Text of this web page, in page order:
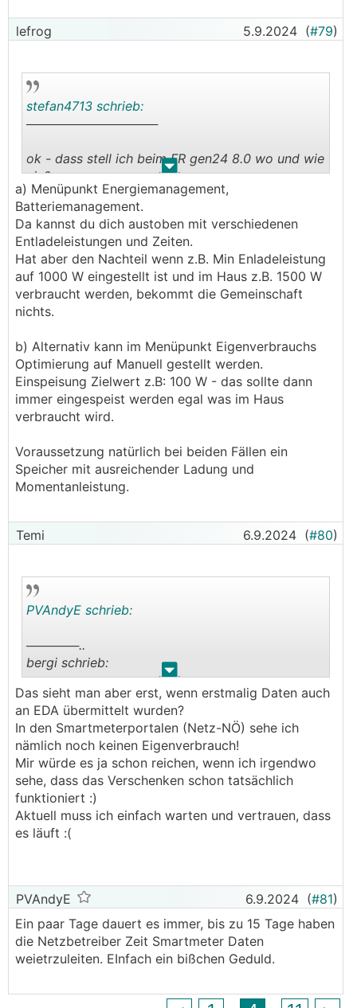
lefrog 5.9.2024 (#79)
. .
stefan4713 schrieb:
───────────────
ok - dass stell ich beim FR gen24 8.0 wo und wie
ein?
menüpunkt lastenmanagement?
und dem netzbetreiber ist das egal?
a) Menüpunkt Energiemanagement,
Batteriemanagement.
Da kannst du dich austoben mit verschiedenen
Entladeleistungen und Zeiten.
Hat aber den Nachteil wenn z.B. Min Enladeleistung
auf 1000 W eingestellt ist und im Haus z.B. 1500 W
verbraucht werden, bekommt die Gemeinschaft
nichts.
b) Alternativ kann im Menüpunkt Eigenverbrauchs
Optimierung auf Manuell gestellt werden.
Einspeisung Zielwert z.B: 100 W - das sollte dann
immer eingespeist werden egal was im Haus
verbraucht wird.
Voraussetzung natürlich bei beiden Fällen ein
Speicher mit ausreichender Ladung und
Momentanleistung.
Temi 6.9.2024 (#80)
. .
PVAndyE schrieb:
──────..
bergi schrieb:
Sieht man eigentlich im Smartmeter-Portal des
Netzbetreibers, wie viel Strom in die bzw. von
der EEG geliefert wurde? Oder kommt das erst
am Anfang jedes Folgemonats in das EDA Portal?
───────────────
Da sieht man laufend (mit ein paar Tagen
Verzögerung, bis die SM Daten übertragen sind)
Schaut bei jedem Netzbetreiber etwas anders
Hier vom 1.Sep, Wiener Netze:
(um 4 Uhr und 18 Uhr gab es etwas Restbezug,
ansonsten Eigendeckung durch die EG.)
Das sieht man aber erst, wenn erstmalig Daten auch
an EDA übermittelt wurden?
In den Smartmeterportalen (Netz-NÖ) sehe ich
nämlich noch keinen Eigenverbrauch!
Mir würde es ja schon reichen, wenn ich irgendwo
sehe, dass das Verschenken schon tatsächlich
funktioniert :)
Aktuell muss ich einfach warten und vertrauen, dass
es läuft :(
PVAndyE 6.9.2024 (#81)
Ein paar Tage dauert es immer, bis zu 15 Tage haben
die Netzbetreiber Zeit Smartmeter Daten
weietrzuleiten. EInfach ein bißchen Geduld.